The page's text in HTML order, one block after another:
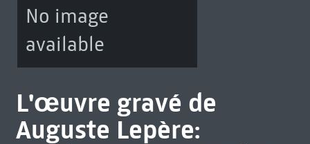
No image
available
L'œuvre gravé de
Auguste Lepère: